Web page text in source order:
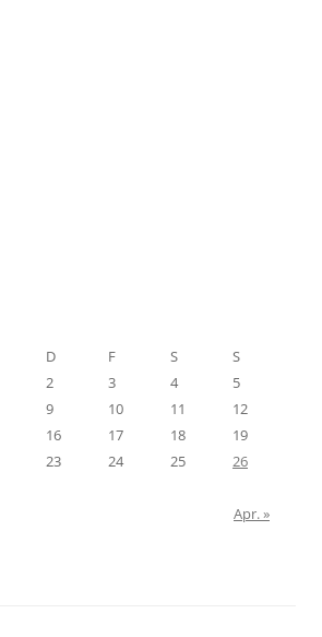
D F S
S
2 3 4
5
9 10 11
12
16 17 18
19
23 24 25
26
Apr. »